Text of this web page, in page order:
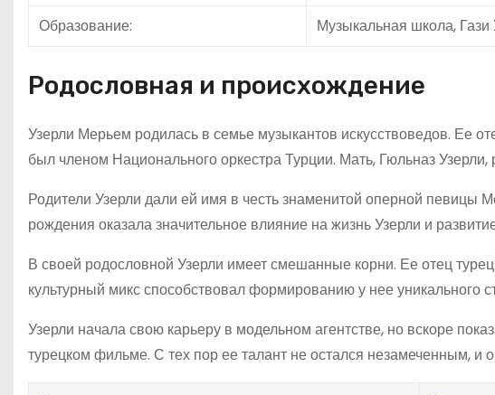
Образование:
Музыкальная школа, Гази
Родословная и происхождение
Узерли Мерьем родилась в семье музыкантов искусствоведов. Ее
был членом Национального оркестра Турции. Мать, Гюльназ
Родители Узерли дали ей имя в честь знаменитой оперной певицы
рождения оказала значительное влияние на жизнь Узерли и
В своей родословной Узерли имеет смешанные корни. Ее отец
культурный микс способствовал формированию у нее уникального
Узерли начала свою карьеру в модельном агентстве, но вскоре
турецком фильме. С тех пор ее талант не остался незамеченным, и